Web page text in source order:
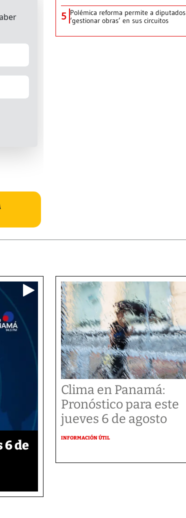
5 Polémica reforma permite a diputados
‘gestionar obras’ en sus circuitos
6 de
Clima en Panamá:
Pronóstico para este
jueves 6 de agosto
INFORMACIÓN ÚTIL